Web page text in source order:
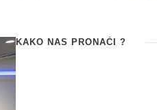
KAKO NAS PRONAĆI ?